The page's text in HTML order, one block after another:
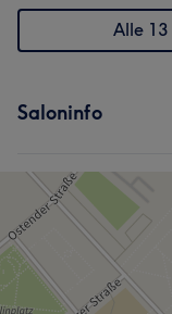
Alle
Saloninfo